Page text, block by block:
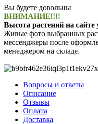
Вы будете довольны
ВНИМАНИЕ!!!!
Высота растений на
Живые фото выбранных
мессенджеры после
менеджером на складе.
Вопросы и ответы
Описание
Отзывы
Оплата
Доставка